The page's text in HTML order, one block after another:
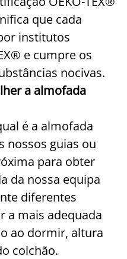
que cada
institutos
e cumpre os
nocivas.
a almofada
é a almofada
nossos guias ou
para obter
da nossa equipa
diferentes
a mais adequada
ao dormir, altura
colchão.